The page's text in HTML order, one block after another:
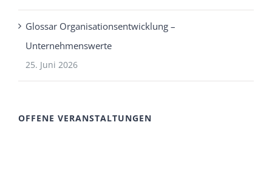
Glossar Organisationsentwicklung –
Unternehmenswerte
25. Juni 2026
OFFENE VERANSTALTUNGEN